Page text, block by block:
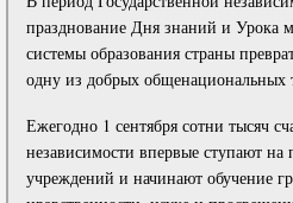
празднование Дня знаний и Урока
системы образования страны
одну из добрых общенациональных
Ежегодно 1 сентября сотни тысяч
независимости впервые ступают на
учреждений и начинают обучение